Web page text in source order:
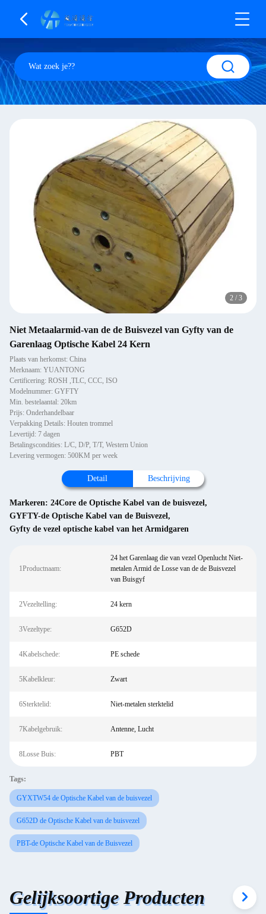
2 / 3
Niet Metaalarmid-van de de Buisvezel van Gyfty van de
Garenlaag Optische Kabel 24 Kern
Plaats van herkomst: China
Merknaam: YUANTONG
Certificering: ROSH ,TLC, CCC, ISO
Modelnummer: GYFTY
Min. bestelaantal: 20km
Prijs: Onderhandelbaar
Verpakking Details: Houten trommel
Levertijd: 7 dagen
Betalingscondities: L/C, D/P, T/T, Western Union
Levering vermogen: 500KM per week
Detail Beschrijving
Markeren: 24Core de Optische Kabel van de buisvezel,
GYFTY-de Optische Kabel van de Buisvezel,
Gyfty de vezel optische kabel van het Armidgaren
1Productnaam:
24 het Garenlaag die van vezel Openlucht Niet-
metalen Armid de Losse van de de Buisvezel
van Buisgyf
2Vezeltelling: 24 kern
3Vezeltype: G652D
4Kabelschede: PE schede
5Kabelkleur: Zwart
6Sterktelid: Niet-metalen sterktelid
7Kabelgebruik: Antenne, Lucht
8Losse Buis: PBT
Tags:
GYXTW54 de Optische Kabel van de buisvezel
G652D de Optische Kabel van de buisvezel
PBT-de Optische Kabel van de Buisvezel
Gelijksoortige Producten